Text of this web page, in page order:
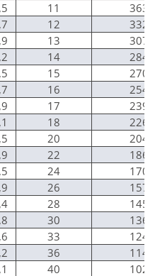
11
363
12
332
13
307
14
284
15
270
16
254
17
239
18
226
20
204
22
186
24
170
26
157
28
145
30
136
33
124
36
114
40
102